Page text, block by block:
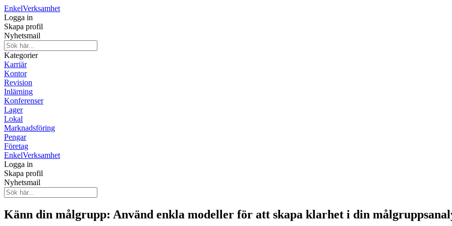
EnkelVerksamhet
Logga in
Skapa profil
Nyhetsmail
Kategorier
Karriär
Kontor
Revision
Inlärning
Konferenser
Lager
Lokal
Marknadsföring
Pengar
Företag
EnkelVerksamhet
Logga in
Skapa profil
Nyhetsmail
Känn din målgrupp: Använd enkla modeller för att skapa klarhet i din